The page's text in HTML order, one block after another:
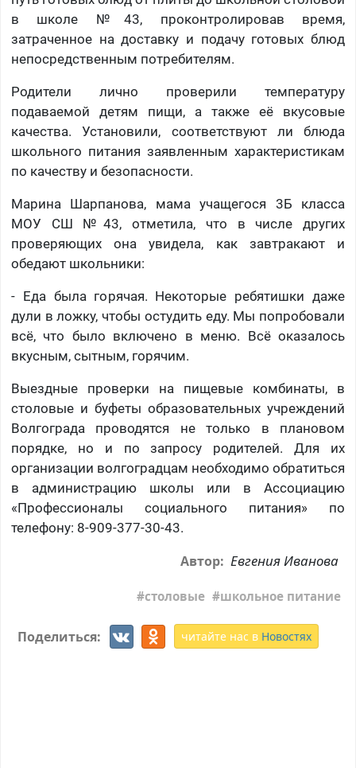
в школе №43, проконтролировав время,
затраченное на доставку и подачу готовых блюд
непосредственным потребителям.
Родители лично проверили температуру
подаваемой детям пищи, а также её вкусовые
качества. Установили, соответствуют ли блюда
школьного питания заявленным характеристикам
по качеству и безопасности.
Марина Шарпанова, мама учащегося 3Б класса
МОУ СШ №43, отметила, что в числе других
проверяющих она увидела, как завтракают и
обедают школьники:
- Еда была горячая. Некоторые ребятишки даже
дули в ложку, чтобы остудить еду. Мы попробовали
всё, что было включено в меню. Всё оказалось
вкусным, сытным, горячим.
Выездные проверки на пищевые комбинаты, в
столовые и буфеты образовательных учреждений
Волгограда проводятся не только в плановом
порядке, но и по запросу родителей. Для их
организации волгоградцам необходимо обратиться
в администрацию школы или в Ассоциацию
«Профессионалы социального питания» по
телефону: 8-909-377-30-43.
Автор: Евгения Иванова
столовые школьное питание
Поделиться: читайте нас в Новостях